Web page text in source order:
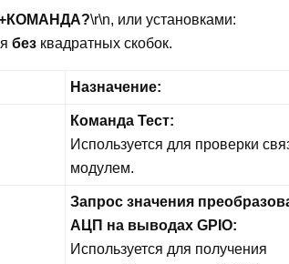
\r\n, или установками:
без квадратных скобок.
Назначение:
Команда Тест:
Используется для проверки
модулем.
Запрос значения
АЦП на выводах GPIO:
Используется для получения